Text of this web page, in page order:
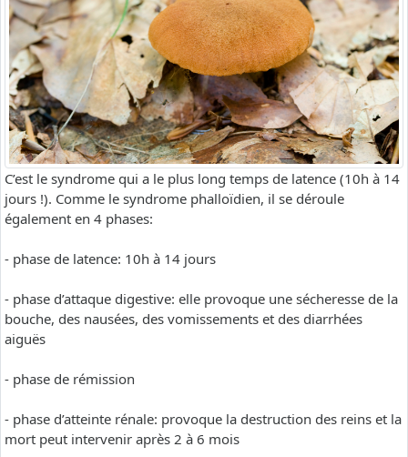
C’est le syndrome qui a le plus long temps de latence (10h à 14
jours !). Comme le syndrome phalloïdien, il se déroule
également en 4 phases:
- phase de latence: 10h à 14 jours
- phase d’attaque digestive: elle provoque une sécheresse de la
bouche, des nausées, des vomissements et des diarrhées
aiguës
- phase de rémission
- phase d’atteinte rénale: provoque la destruction des reins et la
mort peut intervenir après 2 à 6 mois